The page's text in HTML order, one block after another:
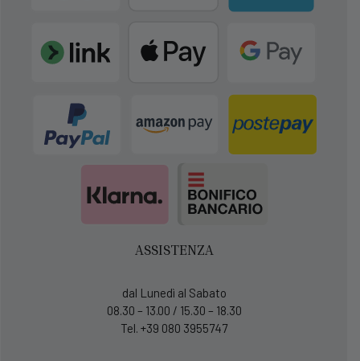
ASSISTENZA
dal Lunedì al Sabato
08.30 – 13.00 / 15.30 – 18.30
Tel. +39 080 3955747